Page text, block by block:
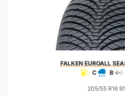
FALKENEUROALL
C
B
205/55 R16